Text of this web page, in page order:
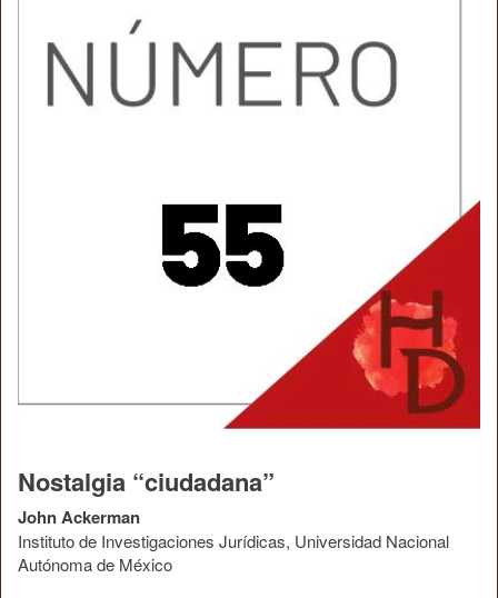
Nostalgia “ciudadana”
John Ackerman
Instituto de Investigaciones Jurídicas, Universidad Nacional
Autónoma de México